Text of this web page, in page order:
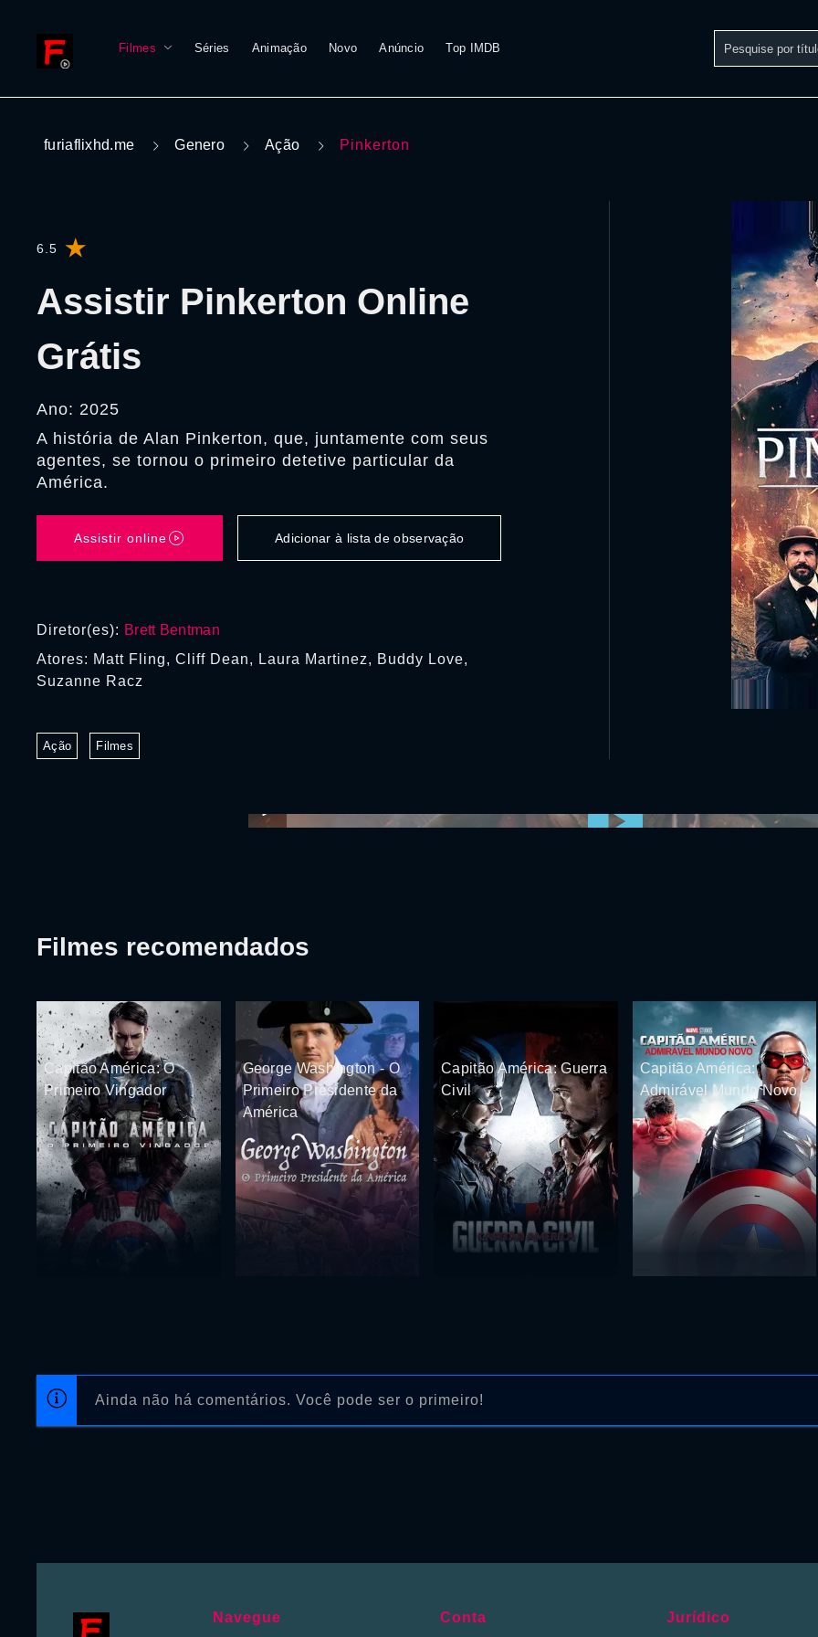
Filmes Séries Animação Novo Anúncio Top IMDB
furiaflixhd.me Genero Ação Pinkerton
6.5
Assistir Pinkerton Online
Grátis
Ano: 2025
A história de Alan Pinkerton, que, juntamente com seus
agentes, se tornou o primeiro detetive particular da
América.
Assistir online Adicionar à lista de observação
Diretor(es): Brett Bentman
Atores: Matt Fling, Cliff Dean, Laura Martinez, Buddy Love,
Suzanne Racz
Ação Filmes
Ainda não há comentários. Você pode ser o primeiro!
Filmes recomendados
Capitão América: O
Primeiro Vingador
George Washington - O
Primeiro Presidente da
América
Capitão América: Guerra
Civil
Capitão América:
Admirável Mundo Novo
Navegue Conta Jurídico